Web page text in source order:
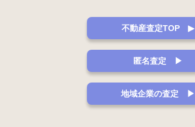
不動産査定TOP ▶
匿名査定 ▶
地域企業の査定 ▶